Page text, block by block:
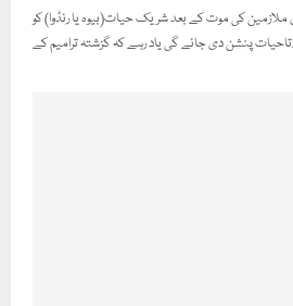
کی موت کے بعد شریک حیات(بیوہ یا رنڈوا) کو
کے...